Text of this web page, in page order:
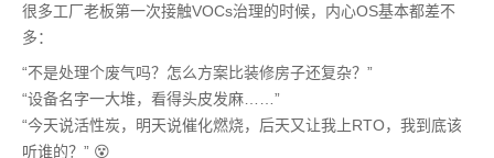
很多工厂老板第一次接触VOCs治理的时候，内心OS基本都差不
多：
“不是处理个废气吗？怎么方案比装修房子还复杂？”
“设备名字一大堆，看得头皮发麻……”
“今天说活性炭，明天说催化燃烧，后天又让我上RTO，我到底该
听谁的？” 😵